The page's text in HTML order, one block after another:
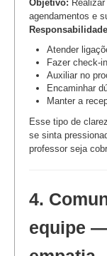
Objetivo:
agendamentos e
Atender
Fazer check-
Auxiliar no
Encaminhar
Manter a
Esse tipo de
se sinta
professor seja
4.
equipe